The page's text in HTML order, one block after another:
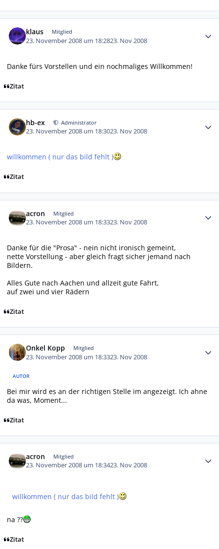
klaus Mitglied
23. November 2008 um 18:2823. Nov 2008
Danke fürs Vorstellen und ein nochmaliges Willkommen!
Zitat
hb-ex Administrator
23. November 2008 um 18:3023. Nov 2008
willkommen ( nur das bild fehlt )
Zitat
acron Mitglied
23. November 2008 um 18:3323. Nov 2008
Danke für die "Prosa" - nein nicht ironisch gemeint,
nette Vorstellung - aber gleich fragt sicher jemand nach
Bildern.
Alles Gute nach Aachen und allzeit gute Fahrt,
auf zwei und vier Rädern
Zitat
Onkel Kopp Mitglied
23. November 2008 um 18:3323. Nov 2008
AUTOR
Bei mir wird es an der richtigen Stelle im angezeigt. Ich ahne
da was, Moment...
Zitat
acron Mitglied
23. November 2008 um 18:3423. Nov 2008
willkommen ( nur das bild fehlt )
na ??
Zitat